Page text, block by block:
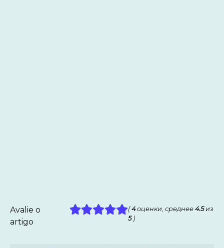
Avalie o
artigo
(4оценки, среднее 4.5из
5)